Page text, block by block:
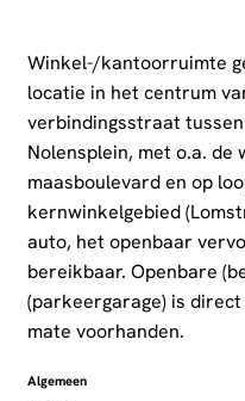
Winkel-/kantoorruimte
locatie in het centrum
verbindingsstraat
Nolensplein, met o.a. de
maasboulevard en op
kernwinkelgebied
auto, het openbaar
bereikbaar. Openbare
(parkeergarage) is
mate voorhanden.
Algemeen